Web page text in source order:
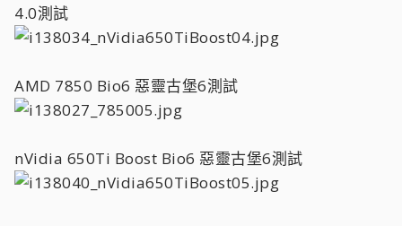
4.0測試
AMD 7850 Bio6 惡靈古堡6測試
nVidia 650Ti Boost Bio6 惡靈古堡6測試